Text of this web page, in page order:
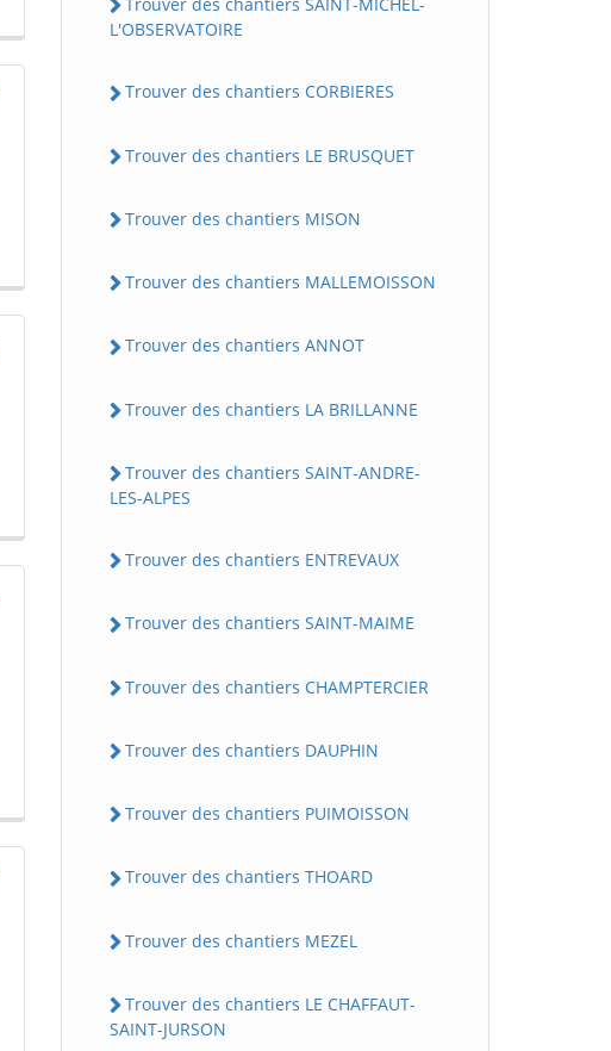
L'OBSERVATOIRE
Trouver des chantiers CORBIERES
Trouver des chantiers LE BRUSQUET
Trouver des chantiers MISON
Trouver des chantiers MALLEMOISSON
Trouver des chantiers ANNOT
Trouver des chantiers LA BRILLANNE
Trouver des chantiers SAINT-ANDRE-
LES-ALPES
Trouver des chantiers ENTREVAUX
Trouver des chantiers SAINT-MAIME
Trouver des chantiers CHAMPTERCIER
Trouver des chantiers DAUPHIN
Trouver des chantiers PUIMOISSON
Trouver des chantiers THOARD
Trouver des chantiers MEZEL
Trouver des chantiers LE CHAFFAUT-
SAINT-JURSON